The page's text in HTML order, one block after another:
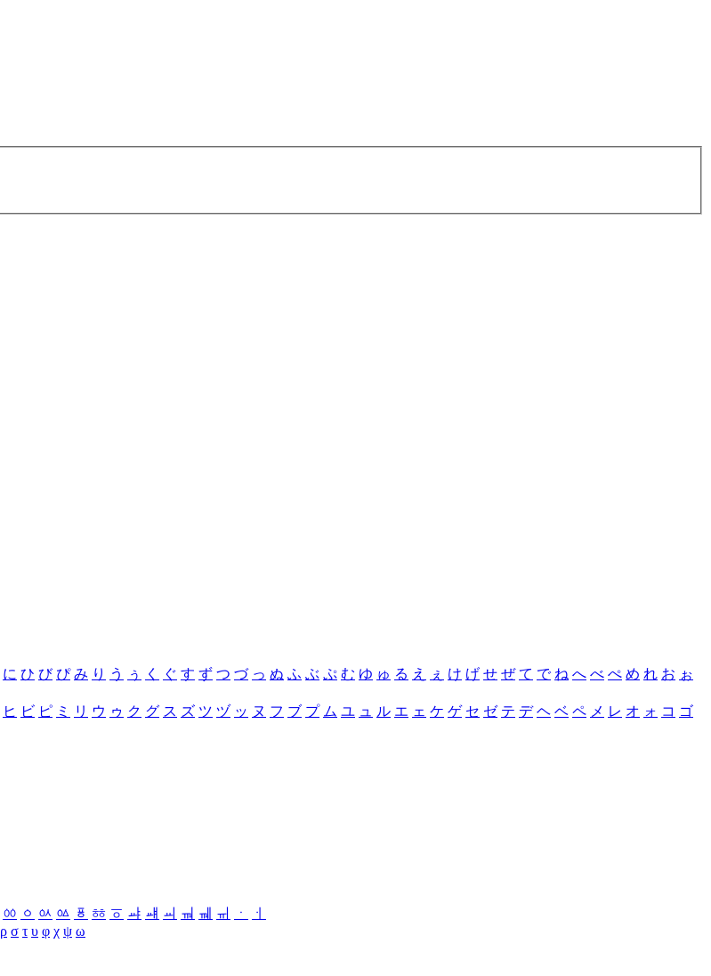
に ひ び ぴ み り う ぅ く ぐ す ず つ づ っ ぬ ふ ぶ ぷ む ゆ ゅ る え ぇ け げ せ ぜ て で ね へ べ ぺ め れ お ぉ
ヒ ビ ピ ミ リ ウ ゥ ク グ ス ズ ツ ヅ ッ ヌ フ ブ プ ム ユ ュ ル エ ェ ケ ゲ セ ゼ テ デ ヘ ベ ペ メ レ オ ォ コ ゴ
ㆀ ㆁ ㆂ ㆃ ㆄ ㆅ ㆆ ㆇ ㆈ ㆉ ㆊ ㆋ ㆌ ㆍ
ㆎ
ρ σ τ υ φ χ ψ ω